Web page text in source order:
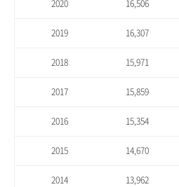
2020 16,506
2019 16,307
2018 15,971
2017 15,859
2016 15,354
2015 14,670
2014 13,962